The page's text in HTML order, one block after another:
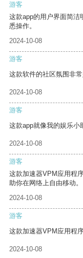
游客
这款app的用户界面简洁
悉操作。
2024-10-08
游客
这款软件的社区氛围非
2024-10-08
游客
这款app就像我的娱乐小
2024-10-08
游客
这款加速器VPM应用程
助你在网络上自由移动。
2024-10-08
游客
这款加速器VPM应用程
2024-10-08